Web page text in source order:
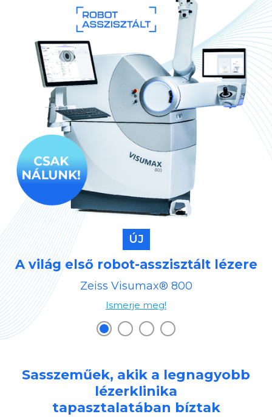
ÚJ
A világ első robot-asszisztált lézere
Zeiss Visumax® 800
Ismerje meg!
Sasszeműek, akik a legnagyobb
lézerklinika
tapasztalatában bíztak